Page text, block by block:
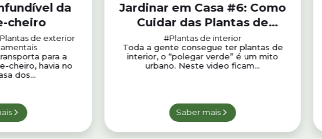
da
cheiro
de exterior
para a
cheiro, havia no
dos...
Jardinar em Casa #6: Como
Cuidar das Plantas de
Interior
#Plantas de interior
Toda a gente consegue ter plantas de
interior, o “polegar verde” é um mito
urbano. Neste video ficam...
Saber mais